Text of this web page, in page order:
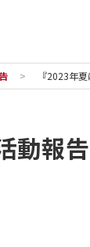
『2023年
動報告